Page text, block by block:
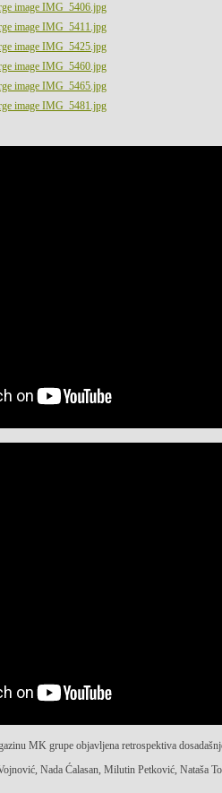
MK grupe objavljena retrospektiva
Nada Ćalasan, Milutin Petković, Nataša